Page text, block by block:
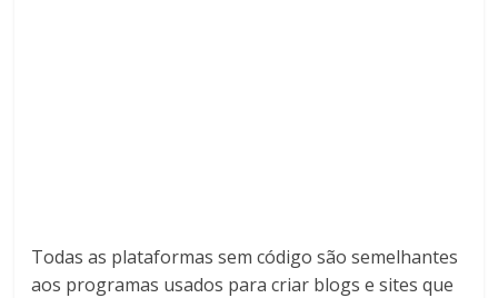
Todas as plataformas sem código são semelhantes
aos programas usados ​​para criar blogs e sites que